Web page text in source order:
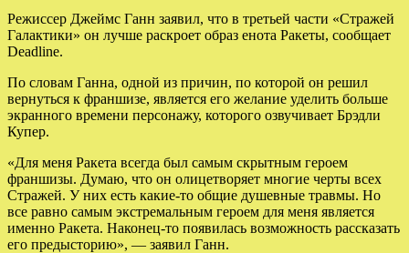
Режиссер Джеймс Ганн заявил, что в третьей части «Стражей
Галактики» он лучше раскроет образ енота Ракеты, сообщает
Deadline.
По словам Ганна, одной из причин, по которой он решил
вернуться к франшизе, является его желание уделить больше
экранного времени персонажу, которого озвучивает Брэдли
Купер.
«Для меня Ракета всегда был самым скрытным героем
франшизы. Думаю, что он олицетворяет многие черты всех
Стражей. У них есть какие-то общие душевные травмы. Но
все равно самым экстремальным героем для меня является
именно Ракета. Наконец-то появилась возможность рассказать
его предысторию», — заявил Ганн.